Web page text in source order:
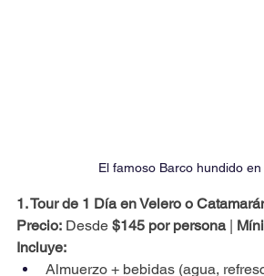
El famoso Barco hundido
1. Tour de 1 Día en Velero o
Precio: Desde $145 por persona |
Incluye:
Almuerzo + bebidas (agua,